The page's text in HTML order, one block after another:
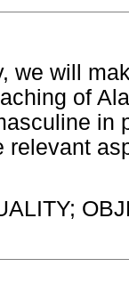
we will
of
in
relevant